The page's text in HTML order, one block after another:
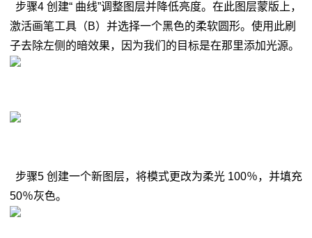
步骤4 创建“ 曲线”调整图层并降低亮度。在此图层蒙版上，
激活画笔工具（B）并选择一个黑色的柔软圆形。使用此刷
子去除左侧的暗效果，因为我们的目标是在那里添加光源。
步骤5 创建一个新图层，将模式更改为柔光 100％，并填充
50％灰色。